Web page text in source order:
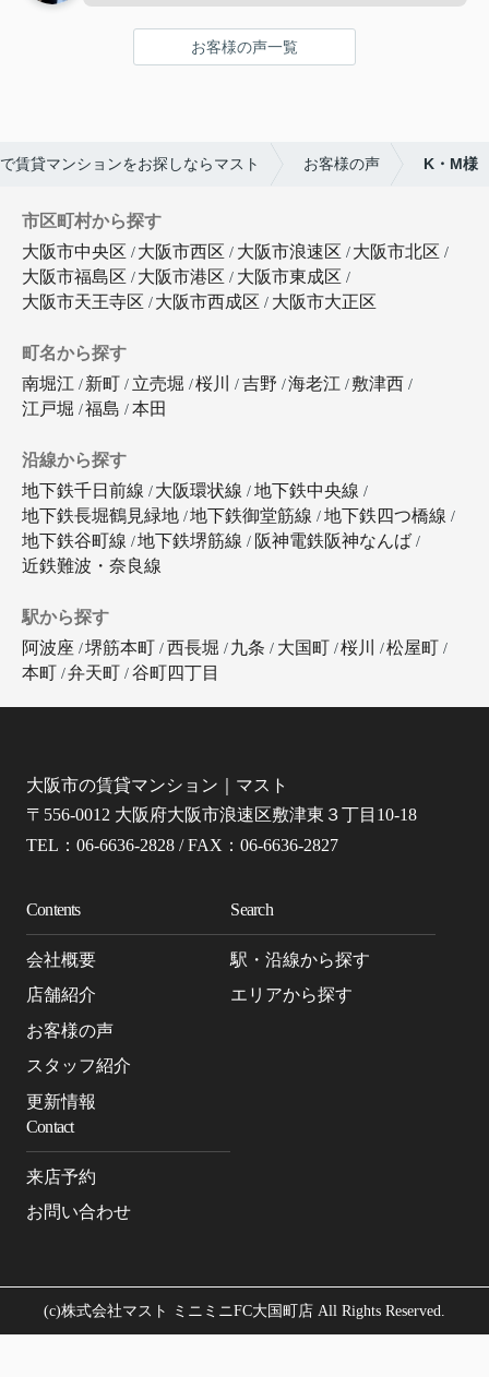
お客様の声一覧
賃貸マンションをお探しならマスト お客様の声 K・M様
市区町村から探す
大阪市中央区
大阪市西区 大阪市浪速区
大阪市北区
大阪市福島区
大阪市港区
大阪市東成区
大阪市天王寺区
大阪市西成区 大阪市大正区
町名から探す
南堀江
新町 立売堀 桜川 吉野 海老江
敷津西
江戸堀
福島 本田
沿線から探す
地下鉄千日前線
大阪環状線 地下鉄中央線
地下鉄長堀鶴見緑地
地下鉄御堂筋線 地下鉄四つ橋線
地下鉄谷町線
地下鉄堺筋線 阪神電鉄阪神なんば
近鉄難波・奈良線
駅から探す
阿波座
堺筋本町 西長堀 九条 大国町 桜川
松屋町
本町
弁天町 谷町四丁目
大阪市の賃貸マンション｜マスト
〒556-0012 大阪府大阪市浪速区敷津東３丁目10-18
TEL：06-6636-2828 / FAX：06-6636-2827
Contents
会社概要
店舗紹介
お客様の声
スタッフ紹介
更新情報
Search
駅・沿線から探す
エリアから探す
Contact
来店予約
お問い合わせ
(c)株式会社マスト ミニミニFC大国町店 All Rights Reserved.